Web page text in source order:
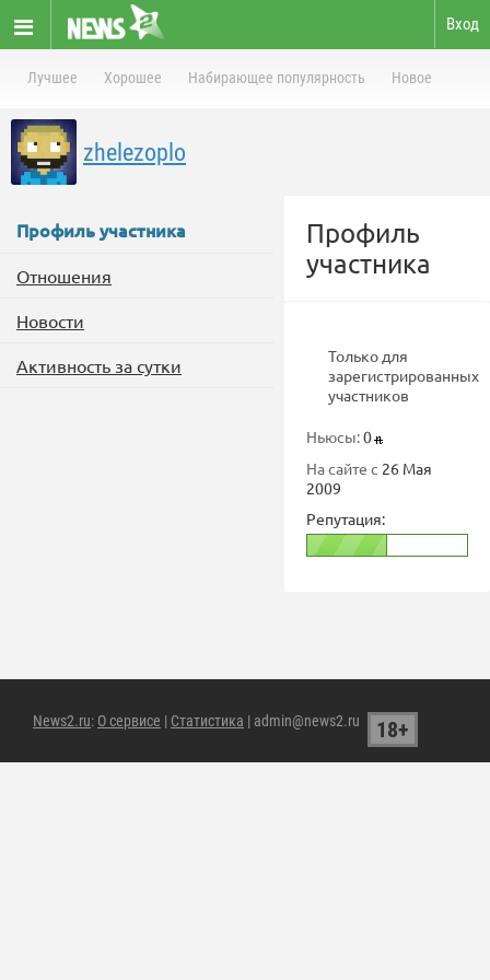
Вход
Лучшее Хорошее Набирающее популярность Новое
zhelezoplo
Профиль участника
Отношения
Новости
Активность за сутки
Профиль
участника
Только для
зарегистрированных
участников
Ньюсы:0
На сайте с 26 Мая
2009
Репутация:
News2.ru: О сервисе | Статистика | admin@news2.ru 18+